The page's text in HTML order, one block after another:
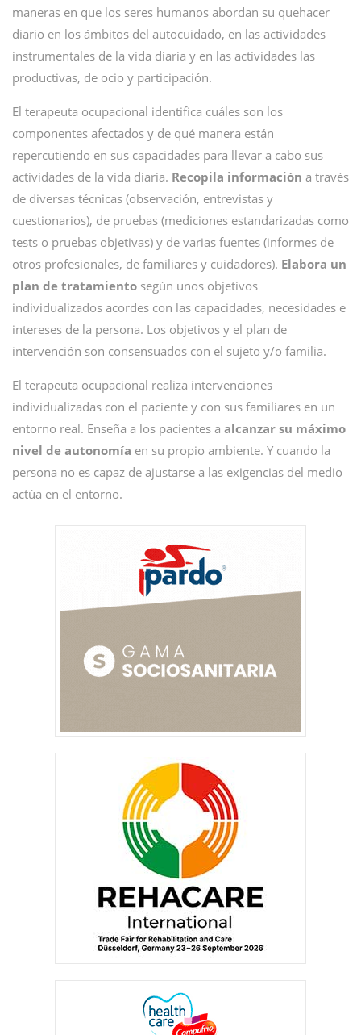
maneras en que los seres humanos abordan su quehacer
diario en los ámbitos del autocuidado, en las actividades
instrumentales de la vida diaria y en las actividades las
productivas, de ocio y participación.
El terapeuta ocupacional identifica cuáles son los
componentes afectados y de qué manera están
repercutiendo en sus capacidades para llevar a cabo sus
actividades de la vida diaria. Recopila información a través
de diversas técnicas (observación, entrevistas y
cuestionarios), de pruebas (mediciones estandarizadas como
tests o pruebas objetivas) y de varias fuentes (informes de
otros profesionales, de familiares y cuidadores). Elabora un
plan de tratamiento según unos objetivos
individualizados acordes con las capacidades, necesidades e
intereses de la persona. Los objetivos y el plan de
intervención son consensuados con el sujeto y/o familia.
El terapeuta ocupacional realiza intervenciones
individualizadas con el paciente y con sus familiares en un
entorno real. Enseña a los pacientes a alcanzar su máximo
nivel de autonomía en su propio ambiente. Y cuando la
persona no es capaz de ajustarse a las exigencias del medio
actúa en el entorno.